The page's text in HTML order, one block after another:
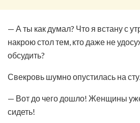
— А ты как думал? Что я встану с
накрою стол тем, кто даже не
обсудить?
Свекровь шумно опустилась на
— Вот до чего дошло! Женщины
сидеть!